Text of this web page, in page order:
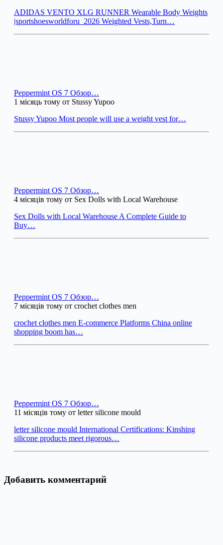
ADIDAS VENTO XLG RUNNER Wearable Body Weights
|sportshoesworldforu_2026 Weighted Vests,Turn…
Peppermint OS 7 Обзор…
1 місяць тому от Stussy Yupoo
Stussy Yupoo Most people will use a weight vest for…
Peppermint OS 7 Обзор…
4 місяців тому от Sex Dolls with Local Warehouse
Sex Dolls with Local Warehouse A Complete Guide to
Buy…
Peppermint OS 7 Обзор…
7 місяців тому от crochet clothes men
crochet clothes men E-commerce Platforms China online
shopping boom has…
Peppermint OS 7 Обзор…
11 місяців тому от letter silicone mould
letter silicone mould International Certifications: Kinshing
silicone products meet rigorous…
Добавить комментарий